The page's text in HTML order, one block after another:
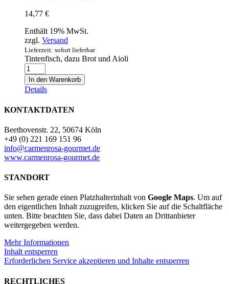
14,77 €
Enthält 19% MwSt.
zzgl. Versand
Lieferzeit: sofort lieferbar
Tintenfisch, dazu Brot und Aioli
Racion
de
Pulpo
Menge
In den Warenkorb
Details
KONTAKTDATEN
Beethovenstr. 22, 50674 Köln
+49 (0) 221 169 151 96
info@carmenrosa-gourmet.de
www.carmenrosa-gourmet.de
STANDORT
Sie sehen gerade einen Platzhalterinhalt von Google Maps. Um auf
den eigentlichen Inhalt zuzugreifen, klicken Sie auf die Schaltfläche
unten. Bitte beachten Sie, dass dabei Daten an Drittanbieter
weitergegeben werden.
Mehr Informationen
Inhalt entsperren
Erforderlichen Service akzeptieren und Inhalte entsperren
RECHTLICHES